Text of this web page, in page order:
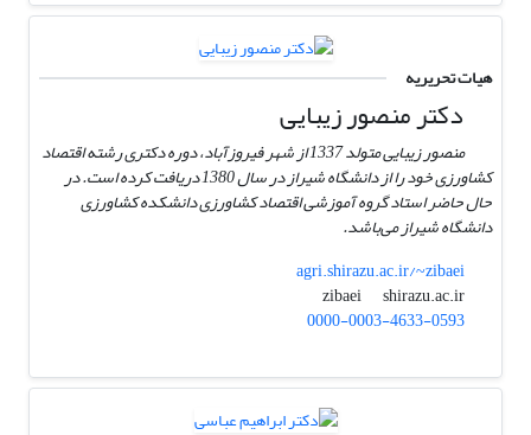
هیات تحریریه
دکتر منصور زیبایی
منصور زیبایی متولد 1337 از شهر فیروزآباد، دوره دکتری رشته اقتصاد
کشاورزی خود را از دانشگاه شیراز در سال 1380 دریافت کرده است. در
حال حاضر استاد گروه آموزشی اقتصاد کشاورزی دانشکده کشاورزی
دانشگاه شیراز می‌باشد.
agri.shirazu.ac.ir/~zibaei
zibaei
shirazu.ac.ir
0000-0003-4633-0593